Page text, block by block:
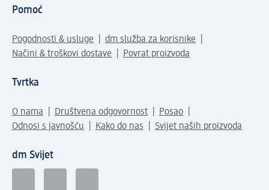
Pomoć
Pogodnosti & usluge
dm služba za korisnike
Načini & troškovi dostave
Povrat proizvoda
Tvrtka
O nama Društvena odgovornost
Posao
Odnosi s javnošću
Kako do nas Svijet naših proizvoda
dm Svijet